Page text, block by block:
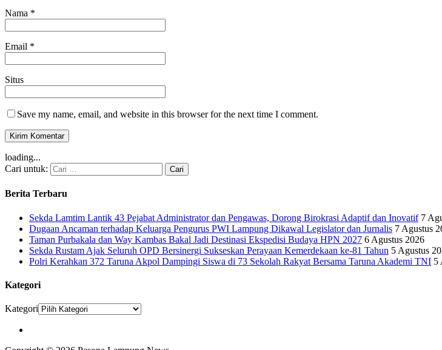
Nama *
Email *
Situs
Save my name, email, and website in this browser for the next time I comment.
loading...
Cari untuk:
Berita Terbaru
Sekda Lamtim Lantik 43 Pejabat Administrator dan Pengawas, Dorong Birokrasi Adaptif dan Inovatif 7
Dugaan Ancaman terhadap Keluarga Pengurus PWI Lampung Dikawal Legislator dan Jurnalis 7 Agustus
Taman Purbakala dan Way Kambas Bakal Jadi Destinasi Ekspedisi Budaya HPN 2027 6 Agustus 2026
Sekda Rustam Ajak Seluruh OPD Bersinergi Sukseskan Perayaan Kemerdekaan ke-81 Tahun 5 Agustus
Polri Kerahkan 372 Taruna Akpol Dampingi Siswa di 73 Sekolah Rakyat Bersama Taruna Akademi TNI 5
Kategori
Kategori